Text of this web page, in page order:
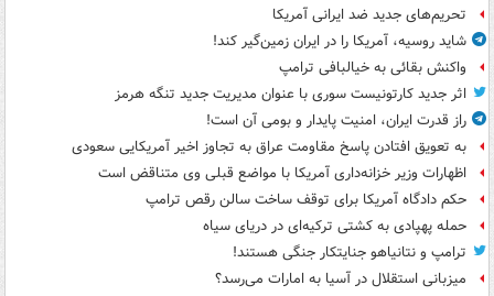
تحریم‌های جدید ضد ایرانی آمریکا
شاید روسیه، آمریکا را در ایران زمین‌گیر کند!
واکنش بقائی به خیالبافی ترامپ
اثر جدید کارتونیست سوری با عنوان مدیریت جدید تنگه هرمز
راز قدرت ایران، امنیت پایدار و بومی آن است!
به تعویق افتادن پاسخ مقاومت عراق به تجاوز اخیر آمریکایی سعودی
اظهارات وزیر خزانه‌داری آمریکا با مواضع قبلی وی متناقض است
حکم دادگاه آمریکا برای توقف ساخت سالن رقص ترامپ
حمله پهپادی به کشتی ترکیه‌ای در دریای سیاه
ترامپ و نتانیاهو جنایتکار جنگی هستند!
میزبانی استقلال در آسیا به امارات می‌رسد؟